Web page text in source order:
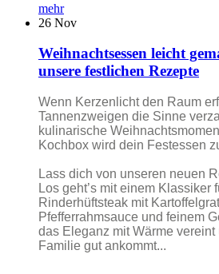
mehr
26 Nov
Weihnachtsessen leicht
unsere festlichen Rezepte
Wenn Kerzenlicht den Raum
Tannenzweigen die Sinne
kulinarische
Kochbox wird dein Festessen
Lass dich von unseren neuen
Los geht’s mit einem Klassiker
Rinderhüftsteak mit
Pfefferrahmsauce und feinem
das Eleganz mit Wärme
Familie gut ankommt...